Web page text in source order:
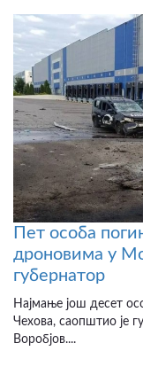
Пет особа
дроновима у
губернатор
Најмање још десет
Чехова, саопштио је
Воробјов....